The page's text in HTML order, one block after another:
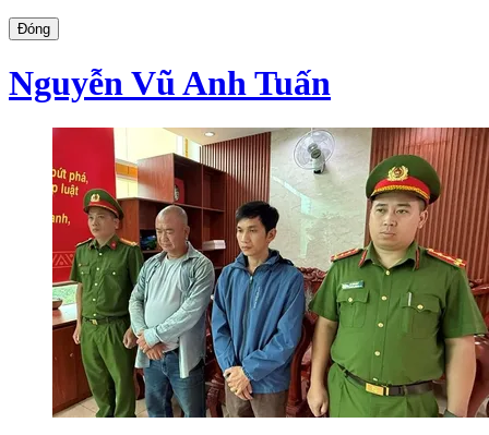
Đóng
Nguyễn Vũ Anh Tuấn